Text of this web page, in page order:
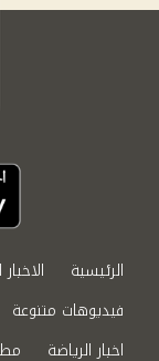
الرئيسية
فيديوهات متنوعة
اخبار الرياضة